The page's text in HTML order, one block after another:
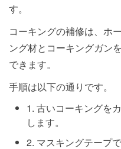
す。
コーキングの補修は、ホ
ング材とコーキングガン
できます。
手順は以下の通りです。
1. 古いコーキングを
します。
2. マスキングテープ